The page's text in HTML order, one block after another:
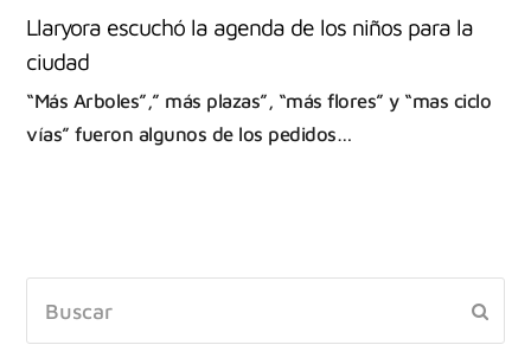
Llaryora escuchó la agenda de los niños para la
ciudad
“Más Arboles”,” más plazas”, “más flores” y “mas ciclo
vías” fueron algunos de los pedidos…